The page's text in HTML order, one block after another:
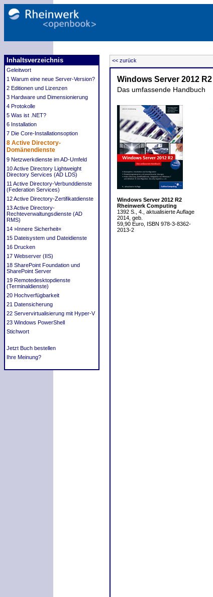
Inhaltsverzeichnis
Geleitwort
1 Warum eine neue Server-Version?
2 Editionen und Lizenzen
3 Hardware und Dimensionierung
4 Protokolle
5 Was ist .NET?
6 Installation
7 Die Core-Installationsoption
8 Active Directory-
Domänendienste
9 Netzwerkdienste im AD-Umfeld
10 Active Directory Lightweight
Directory Services (AD LDS)
11 Active Directory-Verbunddienste
(Federation Services)
12 Active Directory-Zertifikatdienste
13 Active Directory-
Rechteverwaltungsdienste (AD
RMS)
14 »Innere Sicherheit«
15 Dateisystem und Dateidienste
16 Drucken
17 Webserver (IIS)
18 SharePoint Foundation und
SharePoint Server
19 Remotedesktopdienste
(Terminaldienste)
20 Hochverfügbarkeit
21 Datensicherung
22 Servervirtualisierung mit Hyper-V
23 Windows PowerShell
Stichwort
Jetzt Buch bestellen
Ihre Meinung?
<< zurück
Windows Server 2012 R2
Das umfassende Handbuch
Windows Server 2012 R2
Rheinwerk Computing
1392 S., 4., aktualisierte Auflage
2014, geb.
59,90 Euro, ISBN 978-3-8362-
2013-2